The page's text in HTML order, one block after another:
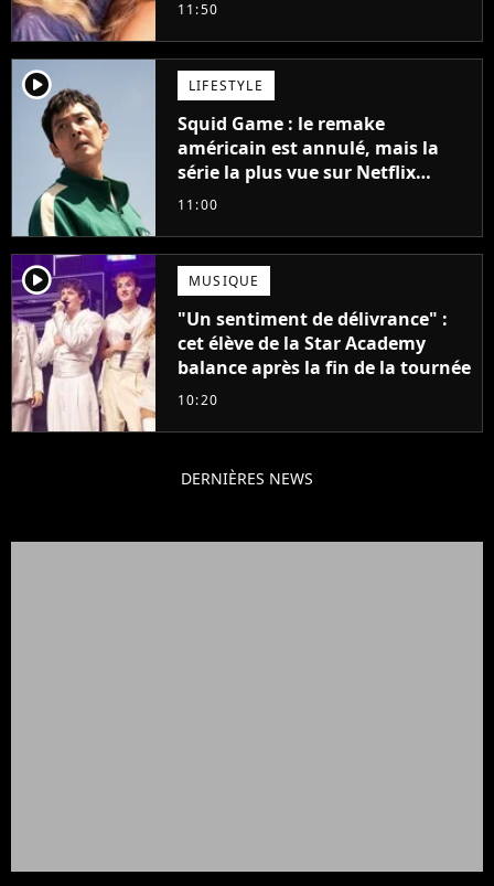
11:50
player2 LIFESTYLE
Squid Game : le remake
américain est annulé, mais la
série la plus vue sur Netflix
pourrait avoir une version
11:00
player2 MUSIQUE
"Un sentiment de délivrance" :
cet élève de la Star Academy
balance après la fin de la tournée
10:20
DERNIÈRES NEWS